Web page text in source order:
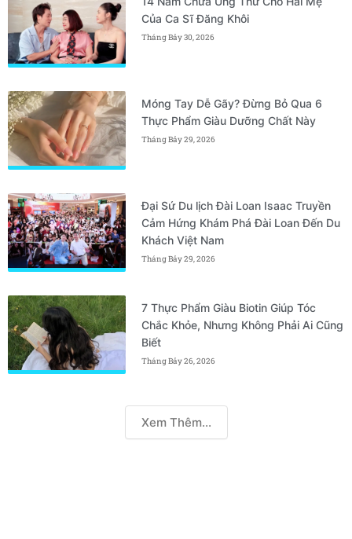
Của Ca Sĩ Đăng Khôi
Tháng Bảy 30, 2026
Móng Tay Dễ Gãy? Đừng Bỏ Qua 6
Thực Phẩm Giàu Dưỡng Chất Này
Tháng Bảy 29, 2026
Đại Sứ Du lịch Đài Loan Isaac Truyền
Cảm Hứng Khám Phá Đài Loan Đến Du
Khách Việt Nam
Tháng Bảy 29, 2026
7 Thực Phẩm Giàu Biotin Giúp Tóc
Chắc Khỏe, Nhưng Không Phải Ai Cũng
Biết
Tháng Bảy 26, 2026
Xem Thêm...